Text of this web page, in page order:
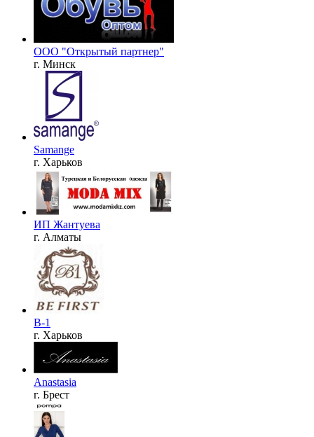
ООО "Открытый партнер"
г. Минск
Samange
г. Харьков
ИП Жантуева
г. Алматы
B-1
г. Харьков
Anastasia
г. Брест